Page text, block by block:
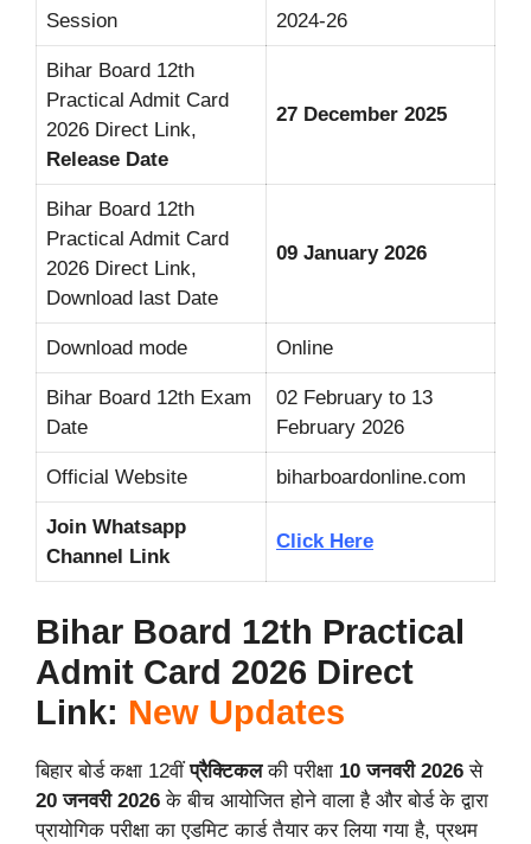
Session 2024-26
Bihar Board 12th
Practical Admit Card
2026 Direct Link,
Release Date
27 December 2025
Bihar Board 12th
Practical Admit Card
2026 Direct Link,
Download last Date
09 January 2026
Download mode Online
Bihar Board 12th Exam
Date
02 February to 13
February 2026
Official Website biharboardonline.com
Join Whatsapp
Channel Link
Click Here
Bihar Board 12th Practical
Admit Card 2026 Direct
Link: New Updates
बिहार बोर्ड कक्षा 12वींप्रैक्टिकलकी परीक्षा 10 जनवरी 2026 से
20 जनवरी 2026 के बीच आयोजित होने वाला है और बोर्ड के द्वारा
प्रायोगिक परीक्षा का एडमिट कार्ड तैयार कर लिया गया है, प्रथम